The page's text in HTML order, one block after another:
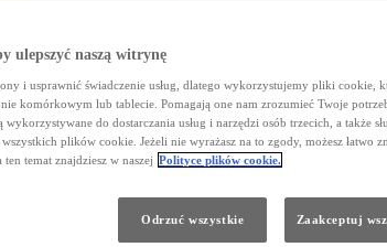
ulepszyć naszą witrynę
i usprawnić świadczenie usług, dlatego wykorzystujemy pliki cookie,
komórkowym lub tablecie. Pomagają one nam zrozumieć Twoje
do dostarczania usług i narzędzi osób trzecich, a także
plików cookie. Jeżeli nie wyrażasz na to zgody, możesz łatwo
temat znajdziesz w naszej Polityce plików cookie.
Odrzuć wszystkie Zaakceptuj